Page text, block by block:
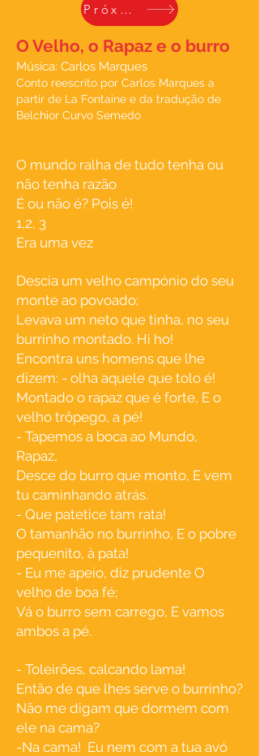
Próximo Conto
O Velho, o Rapaz e o burro
Música: Carlos Marques
Conto reescrito por Carlos Marques a
partir de La Fontaine e da tradução de
Belchior Curvo Semedo
O mundo ralha de tudo tenha ou
não tenha razão
É ou não é? Pois é!
1,2, 3
Era uma vez
Descia um velho campónio do seu
monte ao povoado;
Levava um neto que tinha, no seu
burrinho montado. Hi ho!
Encontra uns homens que lhe
dizem: - olha aquele que tolo é!
Montado o rapaz que é forte, E o
velho trôpego, a pé!
- Tapemos a boca ao Mundo,
Rapaz,
Desce do burro que monto, E vem
tu caminhando atrás.
- Que patetice tam rata!
O tamanhão no burrinho, E o pobre
pequenito, à pata!
- Eu me apeio, diz prudente O
velho de boa fé;
Vá o burro sem carrego, E vamos
ambos a pé.
- Toleirões, calcando lama!
Então de que lhes serve o burrinho?
Não me digam que dormem com
ele na cama?
-Na cama! Eu nem com a tua avó